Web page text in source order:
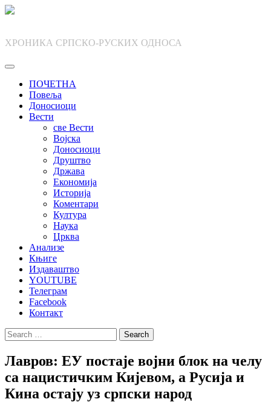
Skip
ХРОНИКА СРПСКО-РУСКИХ ОДНОСА
ПОЧЕТНА
Повеља
Доносиоци
Вести
све Вести
Војска
Доносиоци
Друштво
Држава
Економија
Историја
Коментари
Култура
Наука
Црква
Анализе
Књиге
Издаваштво
YOUTUBE
Телеграм
Facebook
Контакт
Search
for:
Лавров: ЕУ постаје војни блок на челу
са нацистичким Кијевом, а Русија и
Кина остају уз српски народ